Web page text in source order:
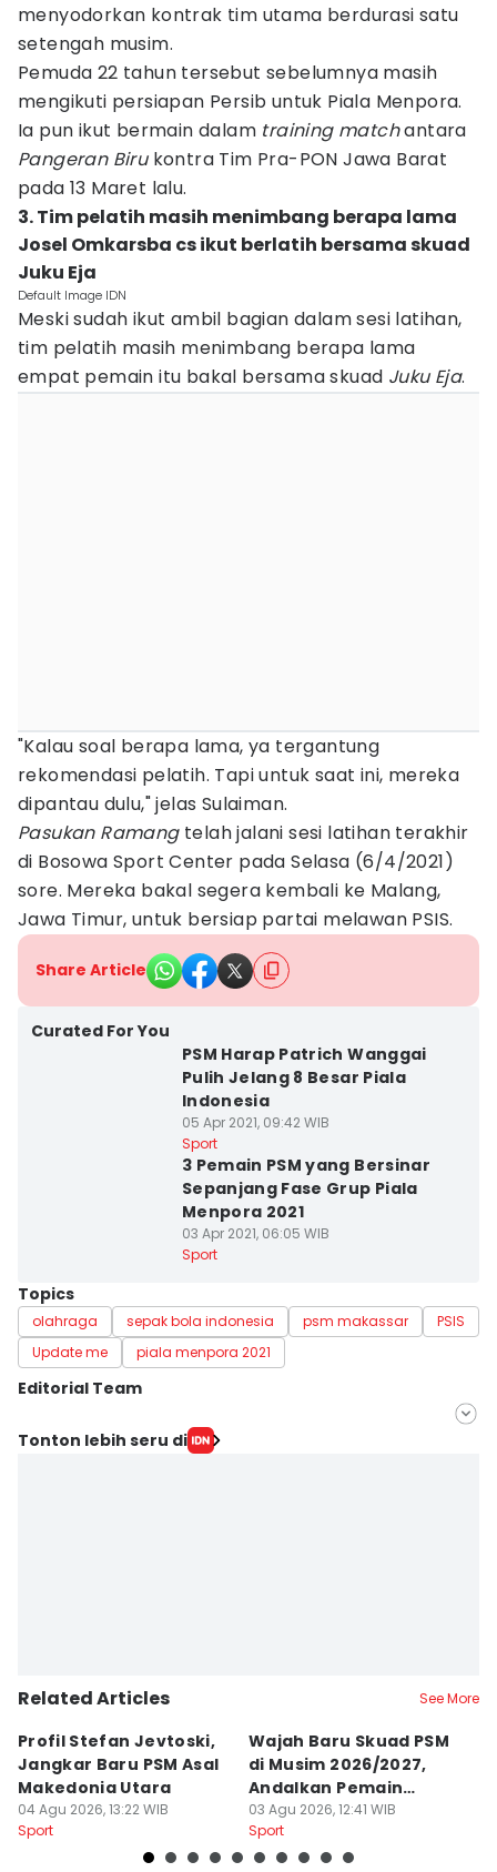
menyodorkan kontrak tim utama berdurasi satu
setengah musim.
Pemuda 22 tahun tersebut sebelumnya masih
mengikuti persiapan Persib untuk Piala Menpora.
Ia pun ikut bermain dalam training matchantara
Pangeran Birukontra Tim Pra-PON Jawa Barat
pada 13 Maret lalu.
3. Tim pelatih masih menimbang berapa lama
Josel Omkarsba cs ikut berlatih bersama skuad
Juku Eja
Default Image IDN
Meski sudah ikut ambil bagian dalam sesi latihan,
tim pelatih masih menimbang berapa lama
empat pemain itu bakal bersama skuad Juku Eja.
"Kalau soal berapa lama, ya tergantung
rekomendasi pelatih. Tapi untuk saat ini, mereka
dipantau dulu," jelas Sulaiman.
Pasukan Ramangtelah jalani sesi latihan terakhir
di Bosowa Sport Center pada Selasa (6/4/2021)
sore. Mereka bakal segera kembali ke Malang,
Jawa Timur, untuk bersiap partai melawan PSIS.
Share Article
Curated For You
PSM Harap Patrich Wanggai
Pulih Jelang 8 Besar Piala
Indonesia
05 Apr 2021, 09:42 WIB
Sport
3 Pemain PSM yang Bersinar
Sepanjang Fase Grup Piala
Menpora 2021
03 Apr 2021, 06:05 WIB
Sport
Topics
olahraga sepak bola indonesia psm makassar
PSIS
Update me
piala menpora 2021
Editorial Team
Editor
Tonton lebih seru di
Related Articles See More
Profil Stefan Jevtoski,
Jangkar Baru PSM Asal
Makedonia Utara
04 Agu 2026, 13:22 WIB
Sport
Wajah Baru Skuad PSM
di Musim 2026/2027,
Andalkan Pemain
Balkan
03 Agu 2026, 12:41 WIB
Sport